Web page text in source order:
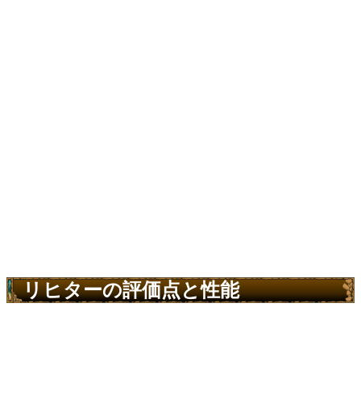
リヒターの評価点と性能